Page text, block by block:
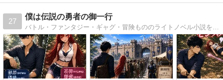
27
僕は伝説の勇者の御一行
バトル・ファンタジー・ギャグ・冒険もののライトノベル小説をアップしています！